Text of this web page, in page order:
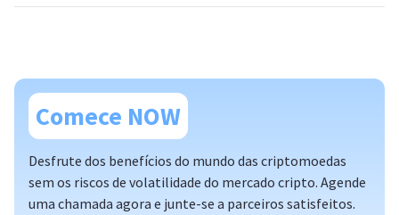
conversão automática
site web;
plugins
API padrão
Comece NOW
Desfrute dos benefícios do mundo das criptomoedas
sem os riscos de volatilidade do mercado cripto. Agende
uma chamada agora e junte-se a parceiros satisfeitos.